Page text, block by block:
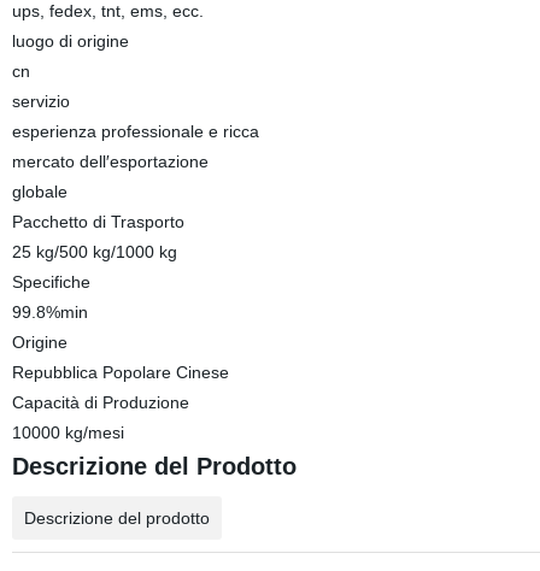
ups, fedex, tnt, ems, ecc.
luogo di origine
cn
servizio
esperienza professionale e ricca
mercato dell′esportazione
globale
Pacchetto di Trasporto
25 kg/500 kg/1000 kg
Specifiche
99.8%min
Origine
Repubblica Popolare Cinese
Capacità di Produzione
10000 kg/mesi
Descrizione del Prodotto
Descrizione del prodotto